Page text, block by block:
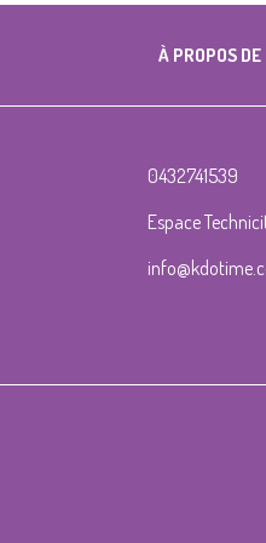
À PROPOS DE
0432741539
Espace